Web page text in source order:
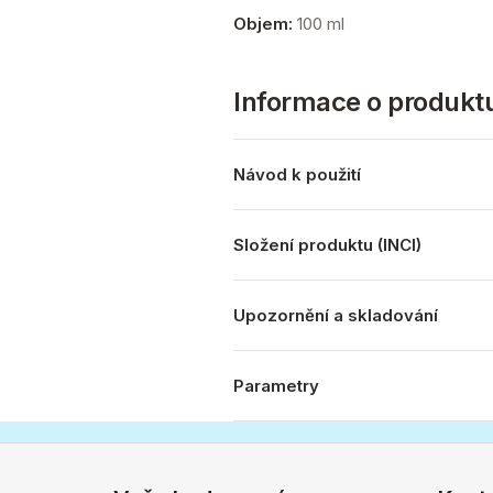
Objem: 100 ml
Informace o
Návod k použití
Složení produktu (INCI)
Upozornění a skladování
Parametry